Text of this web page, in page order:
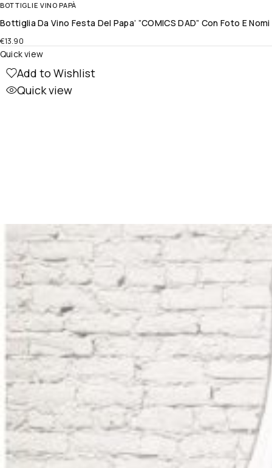
BOTTIGLIE VINO PAPÀ
Bottiglia Da Vino Festa Del Papa’ ”COMICS DAD” Con Foto E
€13.90
Add to Wishlist
Quick view
Quick view